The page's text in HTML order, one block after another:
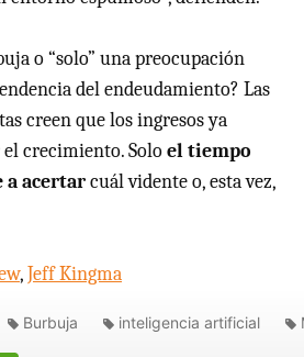
o “solo” una preocupación
del endeudamiento? Las
creen que los ingresos ya
crecimiento. Soloel tiempo
a acertarcuál vidente o, esta vez,
,Jeff Kingma
Burbuja inteligencia artificial